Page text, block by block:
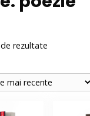
rezultate
cele
mai